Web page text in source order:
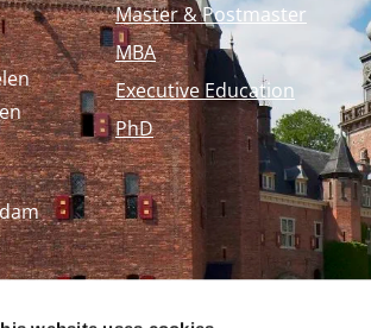
Master & Postmaster
MBA
Executive Education
PhD